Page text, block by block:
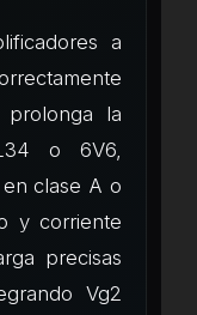
a
prolonga la
o 6V6,
clase A o
y corriente
precisas
Vg2